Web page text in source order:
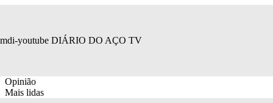
mdi-youtube DIÁRIO DO AÇO TV
Opinião
Mais lidas